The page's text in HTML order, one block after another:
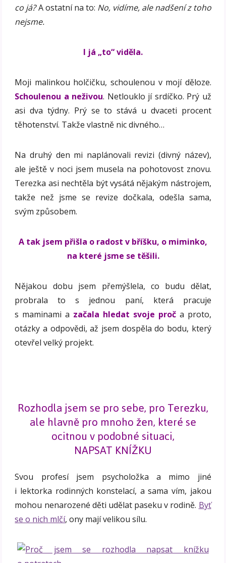
co já?A ostatní na to: No, vidíme, ale nadšení z toho
nejsme.
I já „to“ viděla.
Moji malinkou holčičku, schoulenou v mojí děloze.
Schoulenou a neživou. Netlouklo jí srdíčko. Prý už
asi dva týdny. Prý se to stává u dvaceti procent
těhotenství. Takže vlastně nic divného…
Na druhý den mi naplánovali revizi (divný název),
ale ještě v noci jsem musela na pohotovost znovu.
Terezka asi nechtěla být vysátá nějakým nástrojem,
takže než jsme se revize dočkala, odešla sama,
svým způsobem.
A tak jsem přišla o radost v bříšku, o miminko,
na které jsme se těšili.
Nějakou dobu jsem přemýšlela, co budu dělat,
probrala to s jednou paní, která pracuje
s maminami a začala hledat svoje proča proto,
otázky a odpovědi, až jsem dospěla do bodu, který
otevřel velký projekt.
Rozhodla jsem se pro sebe, pro Terezku,
ale hlavně pro mnoho žen, které se
ocitnou v podobné situaci,
NAPSAT KNÍŽKU
Svou profesí jsem psycholožka a mimo jiné
i lektorka rodinných konstelací, a sama vím, jakou
mohou nenarozené děti udělat paseku v rodině. Byť
se o nich mlčí, ony mají velikou sílu.